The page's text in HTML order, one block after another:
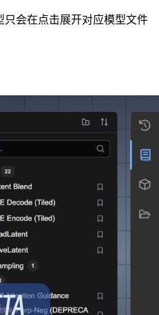
只会在点击展开对应模型文件